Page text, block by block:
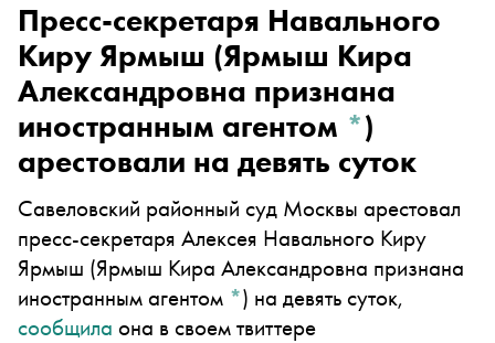
Пресс-секретаря Навального
Киру Ярмыш (Ярмыш Кира
Александровна признана
иностранным агентом *)
арестовали на девять суток
Савеловский районный суд Москвы арестовал
пресс-секретаря Алексея Навального Киру
Ярмыш (Ярмыш Кира Александровна признана
иностранным агентом *) на девять суток,
сообщила она в своем твиттере